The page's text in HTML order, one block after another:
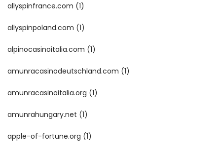
allyspinfrance.com (1)
allyspinpoland.com (1)
alpinocasinoitalia.com (1)
amunracasinodeutschland.com (1)
amunracasinoitalia.org (1)
amunrahungary.net (1)
apple-of-fortune.org (1)